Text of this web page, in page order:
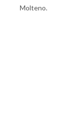
Molteno.